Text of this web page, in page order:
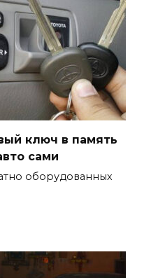
ключ в память
сами
оборудованных